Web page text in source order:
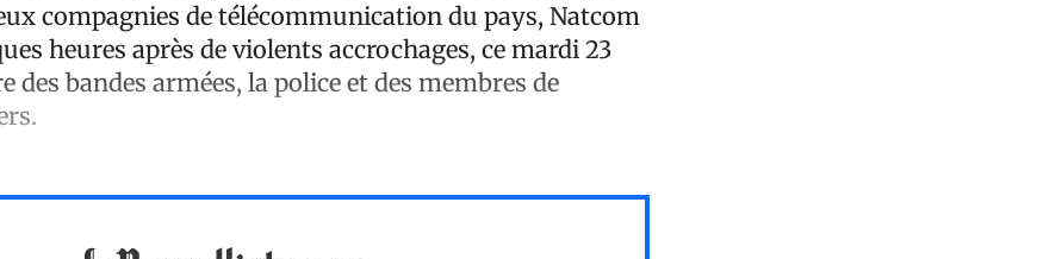
compagnies de télécommunication du pays, Natcom
heures après de violents accrochages, ce mardi 23
des bandes armées, la police et des membres de